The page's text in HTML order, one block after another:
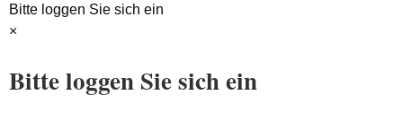
Bitte loggen Sie sich ein
×
Bitte loggen Sie sich ein